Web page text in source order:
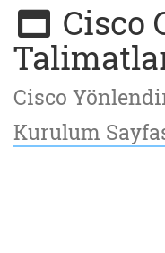
Cisco
Cisco
Kurulum